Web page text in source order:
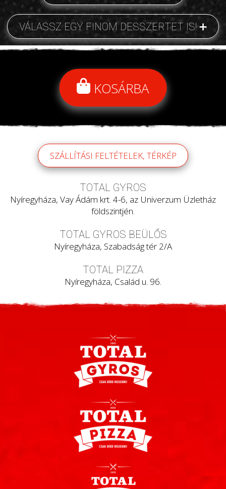
VÁLASSZ EGY FINOM DESSZERTET IS!
KOSÁRBA
SZÁLLÍTÁSI FELTÉTELEK, TÉRKÉP
TOTAL GYROS
Nyíregyháza, Vay Ádám krt. 4-6, az Univerzum Üzletház
földszintjén.
TOTAL GYROS BEÜLŐS
Nyíregyháza, Szabadság tér 2/A
TOTAL PIZZA
Nyíregyháza, Család u. 96.